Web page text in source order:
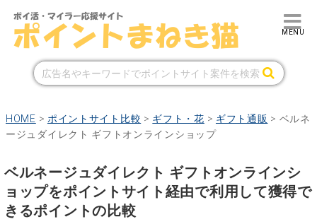
HOME > ポイントサイト比較 > ギフト・花 > ギフト通販 > ベルネ
ージュダイレクト ギフトオンラインショップ
ベルネージュダイレクト ギフトオンラインシ
ョップをポイントサイト経由で利用して獲得で
きるポイントの比較